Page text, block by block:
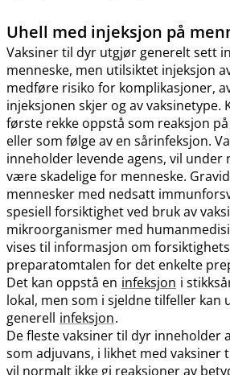
Uhell med injeksjon på
Vaksiner til dyr utgjør generelt sett
menneske, men utilsiktet injeksjon
medføre risiko for komplikasjoner,
injeksjonen skjer og av vaksinetype.
første rekke oppstå som reaksjon
eller som følge av en sårinfeksjon.
inneholder levende agens, vil
være skadelige for menneske.
mennesker med nedsatt
spesiell forsiktighet ved bruk av
mikroorganismer med
vises til informasjon om
preparatomtalen for det enkelte
Det kan oppstå en infeksjon i
lokal, men som i sjeldne tilfeller kan
generell infeksjon.
De fleste vaksiner til dyr inneholder
som adjuvans, i likhet med vaksiner
vil normalt ikke gi reaksjoner av